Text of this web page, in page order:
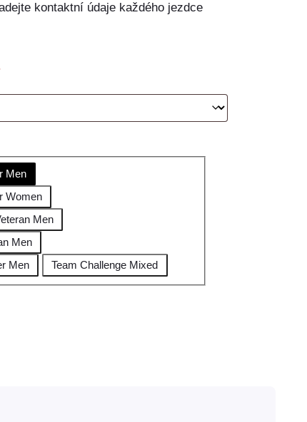
kontaktní údaje každého jezdce
Men
Women
Men
Men
Men
Team Challenge Mixed